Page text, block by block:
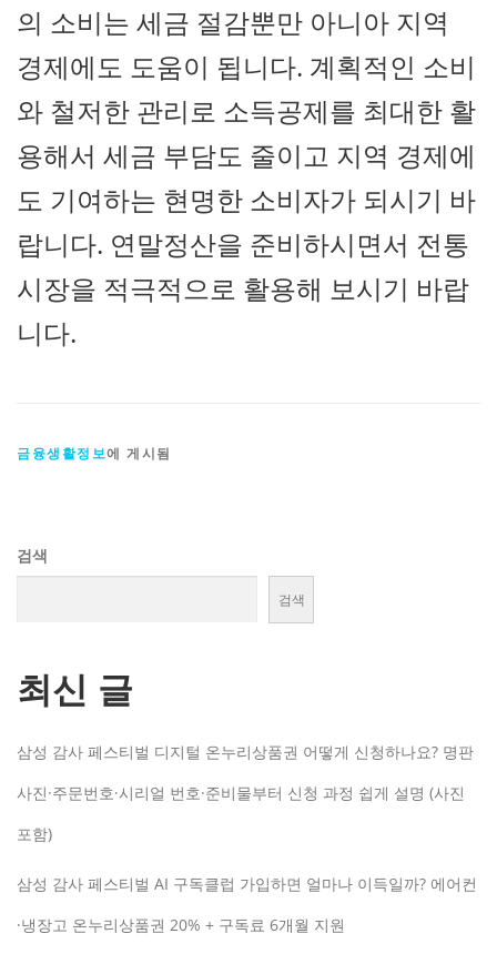
의 소비는 세금 절감뿐만 아니아 지역
경제에도 도움이 됩니다. 계획적인 소비
와 철저한 관리로 소득공제를 최대한 활
용해서 세금 부담도 줄이고 지역 경제에
도 기여하는 현명한 소비자가 되시기 바
랍니다. 연말정산을 준비하시면서 전통
시장을 적극적으로 활용해 보시기 바랍
니다.
금융생활정보에 게시됨
검색
검색
최신 글
삼성 감사 페스티벌 디지털 온누리상품권 어떻게 신청하나요? 명판
사진·주문번호·시리얼 번호·준비물부터 신청 과정 쉽게 설명 (사진
포함)
삼성 감사 페스티벌 AI 구독클럽 가입하면 얼마나 이득일까? 에어컨
·냉장고 온누리상품권 20% + 구독료 6개월 지원